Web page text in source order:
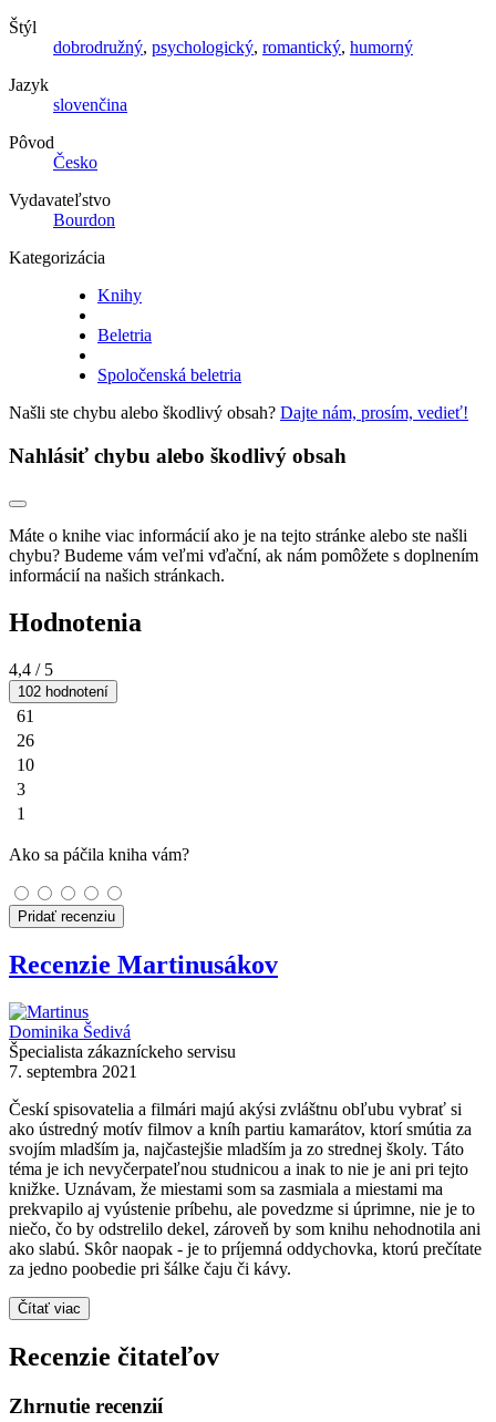
Štýl
dobrodružný, psychologický, romantický, humorný
Jazyk
slovenčina
Pôvod
Česko
Vydavateľstvo
Bourdon
Kategorizácia
Knihy
Beletria
Spoločenská beletria
Našli ste chybu alebo škodlivý obsah? Dajte nám, prosím, vedieť!
Nahlásiť chybu alebo škodlivý obsah
Máte o knihe viac informácií ako je na tejto stránke alebo ste našli
chybu? Budeme vám veľmi vďační, ak nám pomôžete s doplnením
informácií na našich stránkach.
Hodnotenia
4,4 / 5
102 hodnotení
61
26
10
3
1
Ako sa páčila kniha vám?
Pridať recenziu
Recenzie Martinusákov
Dominika Šedivá
Špecialista zákazníckeho servisu
7. septembra 2021
Českí spisovatelia a filmári majú akýsi zvláštnu obľubu vybrať si
ako ústredný motív filmov a kníh partiu kamarátov, ktorí smútia za
svojím mladším ja, najčastejšie mladším ja zo strednej školy. Táto
téma je ich nevyčerpateľnou studnicou a inak to nie je ani pri tejto
knižke. Uznávam, že miestami som sa zasmiala a miestami ma
prekvapilo aj vyústenie príbehu, ale povedzme si úprimne, nie je to
niečo, čo by odstrelilo dekel, zároveň by som knihu nehodnotila ani
ako slabú. Skôr naopak - je to príjemná oddychovka, ktorú prečítate
za jedno poobedie pri šálke čaju či kávy.
Čítať viac
Recenzie čitateľov
Zhrnutie recenzií